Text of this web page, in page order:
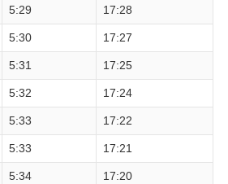
5:29 17:28
5:30 17:27
5:31 17:25
5:32 17:24
5:33 17:22
5:33 17:21
5:34 17:20